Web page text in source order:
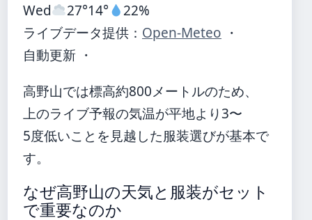
Wed
27°14°
22%
ライブデータ提供： Open-Meteo ・
自動更新 ・
高野山では標高約800メートルのため、
上のライブ予報の気温が平地より3〜
5度低いことを見越した服装選びが基本で
す。
なぜ高野山の天気と服装がセット
で重要なのか